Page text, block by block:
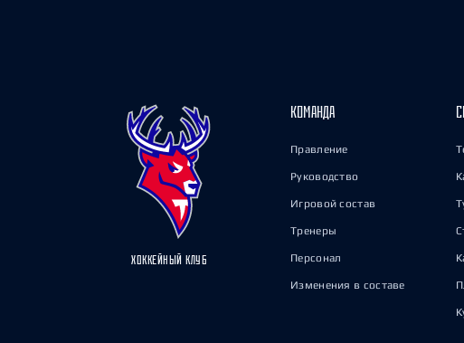
ХОККЕЙНЫЙ КЛУБ
КОМАНДА
Правление
Руководство
Игровой состав
Тренеры
Персонал
Изменения в составе